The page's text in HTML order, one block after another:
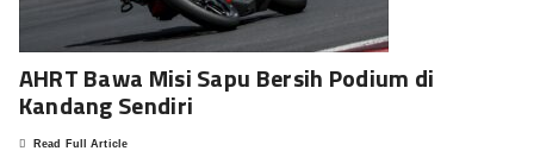
AHRT Bawa Misi Sapu Bersih Podium di
Kandang Sendiri
Read Full Article